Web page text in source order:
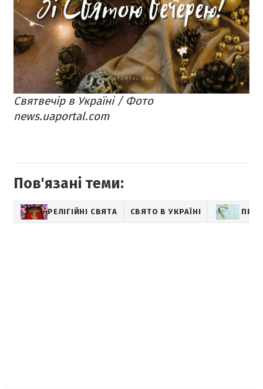
Святвечір в Україні / Фото
news.uaportal.com
Пов'язані теми:
РЕЛІГІЙНІ СВЯТА СВЯТО В УКРАЇНІ